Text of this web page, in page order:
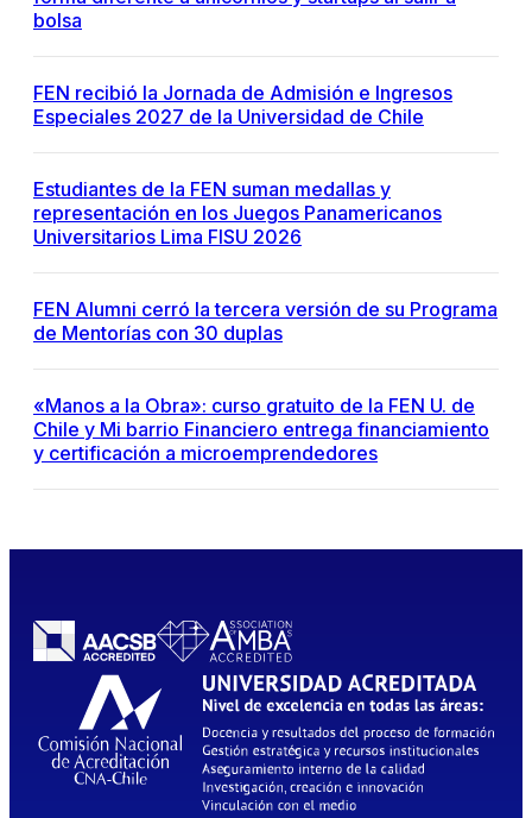
bolsa
FEN recibió la Jornada de Admisión e Ingresos
Especiales 2027 de la Universidad de Chile
Estudiantes de la FEN suman medallas y
representación en los Juegos Panamericanos
Universitarios Lima FISU 2026
FEN Alumni cerró la tercera versión de su Programa
de Mentorías con 30 duplas
«Manos a la Obra»: curso gratuito de la FEN U. de
Chile y Mi barrio Financiero entrega financiamiento
y certificación a microemprendedores